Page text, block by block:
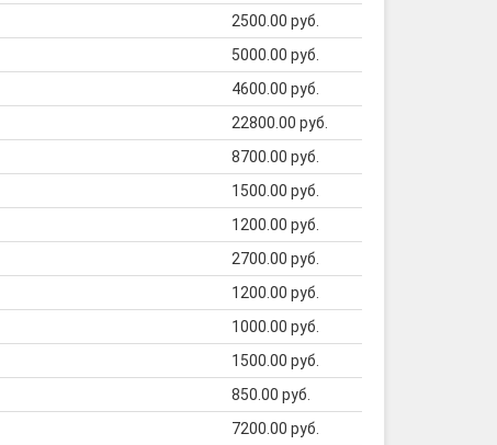
2500.00 руб.
5000.00 руб.
4600.00 руб.
22800.00 руб.
8700.00 руб.
1500.00 руб.
1200.00 руб.
2700.00 руб.
1200.00 руб.
1000.00 руб.
1500.00 руб.
850.00 руб.
7200.00 руб.